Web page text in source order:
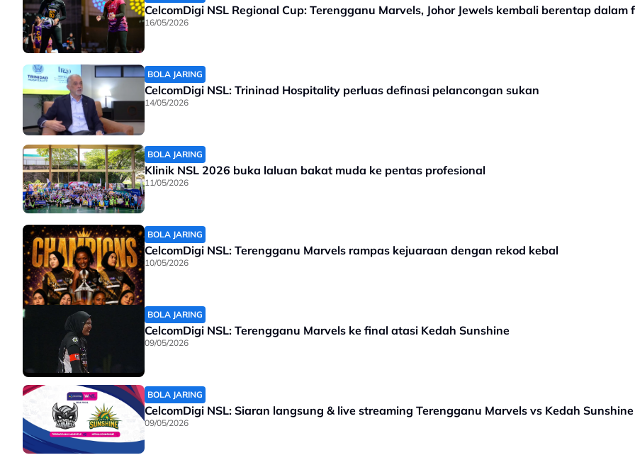
CelcomDigi NSL Regional Cup: Terengganu Marvels, Johor Jewels kembali berentap dalam
16/05/2026
BOLA JARING
CelcomDigi NSL: Trininad Hospitality perluas definasi pelancongan sukan
14/05/2026
BOLA JARING
Klinik NSL 2026 buka laluan bakat muda ke pentas profesional
11/05/2026
BOLA JARING
CelcomDigi NSL: Terengganu Marvels rampas kejuaraan dengan rekod kebal
10/05/2026
BOLA JARING
CelcomDigi NSL: Terengganu Marvels ke final atasi Kedah Sunshine
09/05/2026
BOLA JARING
CelcomDigi NSL: Siaran langsung & live streaming Terengganu Marvels vs Kedah
09/05/2026